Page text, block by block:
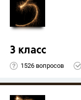
3 класс
1526 вопросов